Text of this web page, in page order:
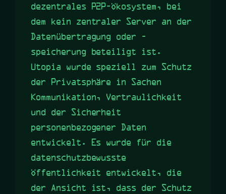
dezentrales P2P-Ökosystem, bei
dem kein zentraler Server an der
Datenübertragung oder -
speicherung beteiligt ist.
Utopia wurde speziell zum Schutz
der Privatsphäre in Sachen
Kommunikation, Vertraulichkeit
und der Sicherheit
personenbezogener Daten
entwickelt. Es wurde für die
datenschutzbewusste
Öffentlichkeit entwickelt, die
der Ansicht ist, dass der Schutz